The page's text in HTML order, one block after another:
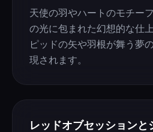
天使の羽やハートのモチー
の光に包まれた幻想的な仕
ピッドの矢や羽根が舞う夢
現されます。
レッドオブセッションと